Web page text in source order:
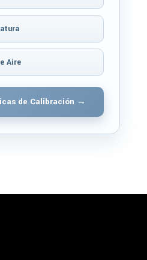
Aire
de Calibración →